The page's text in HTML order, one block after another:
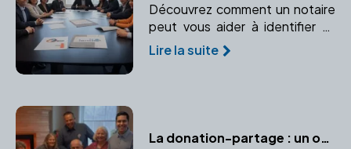
Découvrez comment un notaire
peut vous aider à identifier et
prévenir les risques liés à votre
entreprise. Vision stratégique
Lire la suite
La donation-partage : un outil efficace pour prévenir les conflits successoraux